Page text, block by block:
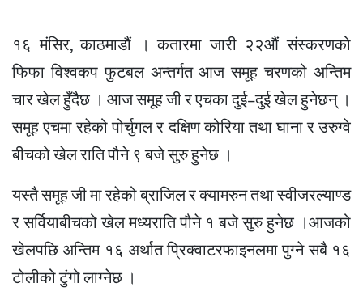
१६ मंसिर, काठमाडौं । कतारमा जारी २२औं संस्करणको
फिफा विश्वकप फुटबल अन्तर्गत आज समूह चरणको अन्तिम
चार खेल हुँदैछ । आज समूह जी र एचका दुई–दुई खेल हुनेछन् ।
समूह एचमा रहेको पोर्चुगल र दक्षिण कोरिया तथा घाना र उरुग्वे
बीचको खेल राति पौने ९ बजे सुरु हुनेछ ।
यस्तै समूह जी मा रहेको ब्राजिल र क्यामरुन तथा स्वीजरल्याण्ड
र सर्वियाबीचको खेल मध्यराति पौने १ बजे सुरु हुनेछ ।आजको
खेलपछि अन्तिम १६ अर्थात प्रिक्वाटरफाइनलमा पुग्ने सबै १६
टोलीको टुंगो लाग्नेछ ।